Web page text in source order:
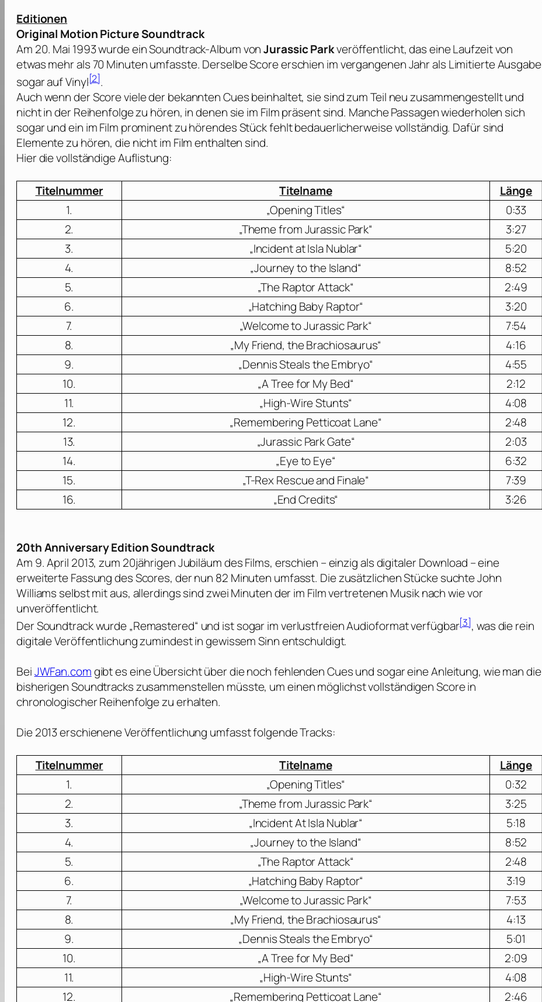
Editionen
Original Motion Picture Soundtrack
Am 20. Mai 1993 wurde ein Soundtrack-Album vonJurassic Parkveröffentlicht, das eine Laufzeit von
etwas mehr als 70 Minuten umfasste. Derselbe Score erschien im vergangenen Jahr als Limitierte Ausgabe
sogar auf Vinyl[2].
Auch wenn der Score viele der bekannten Cues beinhaltet, sie sind zum Teil neu zusammengestellt und
nicht in der Reihenfolge zu hören, in denen sie im Film präsent sind. Manche Passagen wiederholen sich
sogar und ein im Film prominent zu hörendes Stück fehlt bedauerlicherweise vollständig. Dafür sind
Elemente zu hören, die nicht im Film enthalten sind.
Hier die vollständige Auflistung:
Titelnummer Titelname
Länge
1.
„Opening Titles“
0:33
2.
„Theme from Jurassic Park“
3:27
3.
„Incident at Isla Nublar“
5:20
4.
„Journey to the Island“
8:52
5.
„The Raptor Attack“
2:49
6.
„Hatching Baby Raptor“
3:20
7.
„Welcome to Jurassic Park“
7:54
8.
„My Friend, the Brachiosaurus“
4:16
9.
„Dennis Steals the Embryo“
4:55
10.
„A Tree for My Bed“
2:12
11.
„High-Wire Stunts“
4:08
12.
„Remembering Petticoat Lane“
2:48
13.
„Jurassic Park Gate“
2:03
14.
„Eye to Eye“
6:32
15.
„T-Rex Rescue and Finale“
7:39
16.
„End Credits“ 3:26
20th Anniversary Edition Soundtrack
Am 9. April 2013, zum 20jährigen Jubiläum des Films, erschien – einzig als digitaler Download – eine
erweiterte Fassung des Scores, der nun 82 Minuten umfasst. Die zusätzlichen Stücke suchteJohn
Williams selbst mit aus, allerdings sind zwei Minuten der im Film vertretenen Musik nach wie vor
unveröffentlicht.
Der Soundtrack wurde „Remastered“ und ist sogar im verlustfreien Audioformat verfügbar[3], was die rein
digitale Veröffentlichung zumindest in gewissem Sinn entschuldigt.
BeiJWFan.comgibt es eine Übersicht über die noch fehlenden Cues und sogar eine Anleitung, wie man die
bisherigen Soundtracks zusammenstellen müsste, um einen möglichst vollständigen Score in
chronologischer Reihenfolge zu erhalten.
Die 2013 erschienene Veröffentlichung umfasst folgende Tracks:
Titelnummer Titelname
Länge
1.
„Opening Titles“
0:32
2.
„Theme from Jurassic Park“
3:25
3.
„Incident At Isla Nublar“
5:18
4.
„Journey to the Island“
8:52
5.
„The Raptor Attack“
2:48
6.
„Hatching Baby Raptor“
3:19
7.
„Welcome to Jurassic Park“
7:53
8.
„My Friend, the Brachiosaurus“
4:13
9.
„Dennis Steals the Embryo“
5:01
10.
„A Tree for My Bed“
2:09
11.
„High-Wire Stunts“
4:08
12.
„Remembering Petticoat Lane“ 2:46